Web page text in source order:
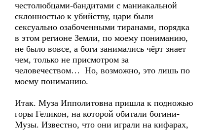
честолюбцами-бандитами с маниакальной
склонностью к убийству, цари были
сексуально озабоченными тиранами, порядка
в этом регионе Земли, по моему пониманию,
не было вовсе, а боги занимались чёрт знает
чем, только не присмотром за
человечеством… Но, возможно, это лишь по
моему пониманию.
Итак. Муза Ипполитовна пришла к подножью
горы Геликон, на которой обитали богини-
Музы. Известно, что они играли на кифарах,